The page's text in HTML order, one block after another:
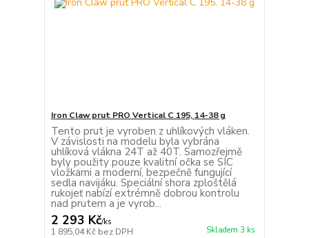
Iron Claw prut PRO Vertical C 195, 14-38 g
Tento prut je vyroben z uhlíkových vláken.
V závislosti na modelu byla vybrána
uhlíková vlákna 24T až 40T. Samozřejmě
byly použity pouze kvalitní očka se SIC
vložkami a moderní, bezpečně fungující
sedla navijáku. Speciální shora zploštělá
rukojeť nabízí extrémně dobrou kontrolu
nad prutem a je vyrob...
2 293 Kč/ks
1 895,04 Kč bez DPH Skladem 3 ks